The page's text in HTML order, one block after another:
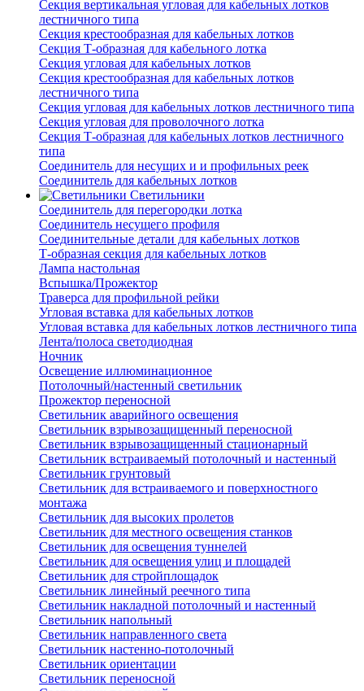
Секция вертикальная угловая для кабельных лотков
лестничного типа
Секция крестообразная для кабельных лотков
Секция Т-образная для кабельного лотка
Секция угловая для кабельных лотков
Секция крестообразная для кабельных лотков
лестничного типа
Секция угловая для кабельных лотков лестничного типа
Секция угловая для проволочного лотка
Секция Т-образная для кабельных лотков лестничного
типа
Соединитель для несущих и и профильных реек
Соединитель для кабельных лотков
Светильники
Соединитель для перегородки лотка
Соединитель несущего профиля
Соединительные детали для кабельных лотков
Т-образная секция для кабельных лотков
Лампа настольная
Вспышка/Прожектор
Траверса для профильной рейки
Угловая вставка для кабельных лотков
Угловая вставка для кабельных лотков лестничного типа
Лента/полоса светодиодная
Ночник
Освещение иллюминационное
Потолочный/настенный светильник
Прожектор переносной
Светильник аварийного освещения
Светильник взрывозащищенный переносной
Светильник взрывозащищенный стационарный
Светильник встраиваемый потолочный и настенный
Светильник грунтовый
Светильник для встраиваемого и поверхностного
монтажа
Светильник для высоких пролетов
Светильник для местного освещения станков
Светильник для освещения туннелей
Светильник для освещения улиц и площадей
Светильник для стройплощадок
Светильник линейный реечного типа
Светильник накладной потолочный и настенный
Светильник напольный
Светильник направленного света
Светильник настенно-потолочный
Светильник ориентации
Светильник переносной